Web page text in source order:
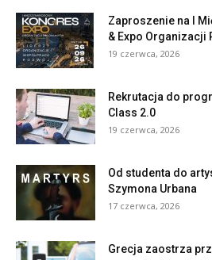
Zaproszenie na I
& Expo Organizacji
19 czerwca, 2026
Rekrutacja do
Class 2.0
19 czerwca, 2026
Od studenta do
Szymona Urbana
17 czerwca, 2026
Grecja zaostrza